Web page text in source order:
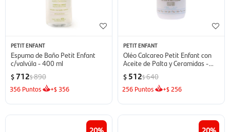
PETIT ENFANT
Espuma de Baño Petit Enfant
c/valvúla - 400 ml
$712$890
356 Puntos +$ 356
PETIT ENFANT
Oléo Calcareo Petit Enfant con
Aceite de Palta y Ceramidas -
$ 512$640
256 Puntos +$ 256